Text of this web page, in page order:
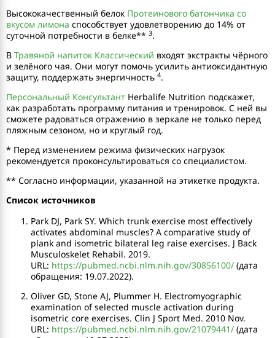
Высококачественный белок Протеинового батончика со
вкусом лимона способствует удовлетворению до 14% от
суточной потребности в белке** 3.
В Травяной напиток Классический входят экстракты чёрного
и зелёного чая. Они могут помочь усилить антиоксидантную
защиту, поддержать энергичность 4.
Персональный Консультант Herbalife Nutrition подскажет,
как разработать программу питания и тренировок. С ней вы
сможете радоваться отражению в зеркале не только перед
пляжным сезоном, но и круглый год.
* Перед изменением режима физических нагрузок
рекомендуется проконсультироваться со специалистом.
** Согласно информации, указанной на этикетке продукта.
Список источников
Park DJ, Park SY. Which trunk exercise most effectively
activates abdominal muscles? A comparative study of
plank and isometric bilateral leg raise exercises. J Back
Musculoskelet Rehabil. 2019.
URL: https://pubmed.ncbi.nlm.nih.gov/30856100/ (дата
обращения: 19.07.2022).
Oliver GD, Stone AJ, Plummer H. Electromyographic
examination of selected muscle activation during
isometric core exercises. Clin J Sport Med. 2010 Nov.
URL: https://pubmed.ncbi.nlm.nih.gov/21079441/ (дата